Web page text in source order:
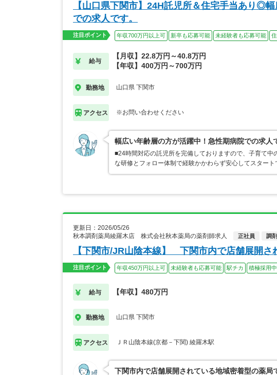
【山口県下関市】24H託児所＆住宅手当あり◎
での求人です。
注目ポイント 年収700万円以上可 新卒も応募可能 未経験者も応募可能
給与
【月収】22.8万円～40.8万円
【年収】400万円～700万円
勤務地 山口県 下関市
アクセス ※お問い合わせください
幅広い年齢層の方が活躍中！急性期病院での求人
■24時間対応の託児所を完備しておりますので、子育て
な研修とフォロー体制で経験かかわらず安心してスター
更新日：2026/05/26
秋本調剤薬局綾羅木店 株式会社秋本薬局の薬剤師求人
正社員 調
【下関市/JR山陰本線】 下関市内で店舗展開さ
注目ポイント 年収450万円以上可 未経験者も応募可能 駅チカ 積極採用中
給与 【年収】480万円
勤務地 山口県 下関市
アクセス ＪＲ山陰本線(京都－下関) 綾羅木駅
下関市内で店舗展開されている地域密着型の薬局